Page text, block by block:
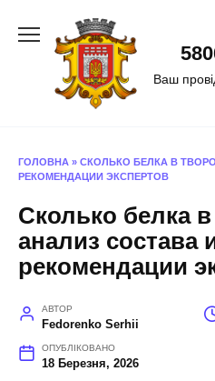
Ваш
ГОЛОВНА » СКОЛЬКО БЕЛКА В
РЕКОМЕНДАЦИИ ЭКСПЕРТОВ
Сколько белка
анализ состава
рекомендации
АВТОР
Fedorenko Serhii
ОПУБЛІКОВАНО
18 Березня, 2026